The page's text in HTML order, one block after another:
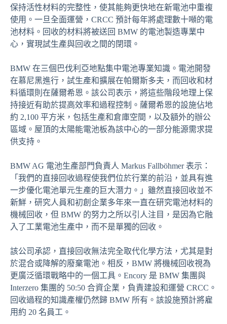
保持活性材料的完整性，使其能夠更快地在新電池中重複
使用。一旦全面運營，CRCC 預計每年將處理數十噸的電
池材料。回收的材料將被送回 BMW 的電池製造專業中
心，實現試生產與回收之間的閉環。
BMW 在三個巴伐利亞地點集中電池專業知識。電池開發
在慕尼黑進行，試生產和擴展在帕爾斯多夫，而回收和材
料循環則在薩爾希恩。該公司表示，將這些階段地理上保
持接近有助於提高效率和過程控制。薩爾希恩的設施佔地
約 2,100 平方米，包括生產和倉庫空間，以及額外的辦公
區域。屋頂的太陽能電池板為該中心的一部分能源需求提
供支持。
BMW AG 電池生產部門負責人 Markus Fallböhmer 表示：
「我們的直接回收過程使我們位於行業的前沿，並具有進
一步優化電池單元生產的巨大潛力。」雖然直接回收並不
新鮮，研究人員和初創企業多年來一直在研究電池材料的
機械回收，但 BMW 的努力之所以引人注目，是因為它融
入了工業電池生產中，而不是單獨的回收。
該公司承認，直接回收無法完全取代化學方法，尤其是對
於混合或降解的廢棄電池。相反，BMW 將機械回收視為
更廣泛循環戰略中的一個工具。Encory 是 BMW 集團與
Interzero 集團的 50:50 合資企業，負責建設和運營 CRCC。
回收過程的知識產權仍然歸 BMW 所有。該設施預計將雇
用約 20 名員工。